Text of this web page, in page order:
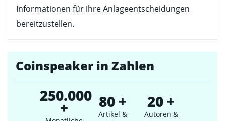
Informationen für ihre Anlageentscheidungen
bereitzustellen.
Coinspeaker in Zahlen
250.000
+ 80 +
Artikel &
20 +
Autoren &